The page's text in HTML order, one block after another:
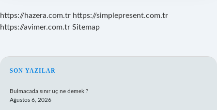
https://hazera.com.tr https://simplepresent.com.tr
https://avimer.com.tr Sitemap
SIDEBAR
SON YAZILAR
Bulmacada sınır uç ne demek ?
Ağustos 6, 2026